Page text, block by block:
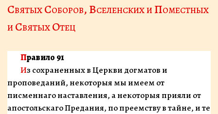
Святых Соборов, Вселенских и Поместных
и Святых Отец
Правило 91
Из сохраненных в Церкви догматов и
проповеданий, некоторыя мы имеем от
писменнаго наставления, а некоторыя прияли от
апостольскаго Предания, по преемству в тайне, и те